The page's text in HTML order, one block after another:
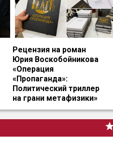
Рецензия на роман
Юрия Воскобойникова
«Операция
«Пропаганда»:
Политический триллер
на грани метафизики»